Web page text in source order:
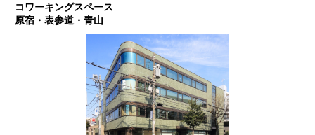
コワーキングスペース
原宿・表参道・青山